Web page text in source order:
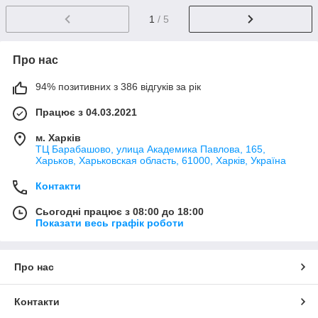
1 / 5
Про нас
94% позитивних з 386 відгуків за рік
Працює з 04.03.2021
м. Харків
ТЦ Барабашово, улица Академика Павлова, 165,
Харьков, Харьковская область, 61000, Харків, Україна
Контакти
Сьогодні працює з 08:00 до 18:00
Показати весь графік роботи
Про нас
Контакти